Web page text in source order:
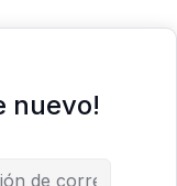
nuevo!